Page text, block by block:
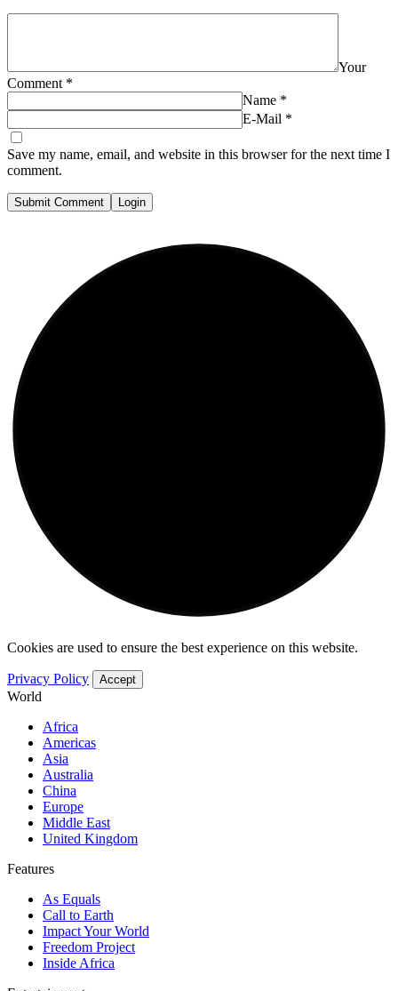
Your
Comment *
Name *
E-Mail *
Save my name, email, and website in this browser for the next time I
comment.
Submit Comment Login
Cookies are used to ensure the best experience on this website.
Privacy Policy Accept
World
Africa
Americas
Asia
Australia
China
Europe
Middle East
United Kingdom
Features
As Equals
Call to Earth
Impact Your World
Freedom Project
Inside Africa